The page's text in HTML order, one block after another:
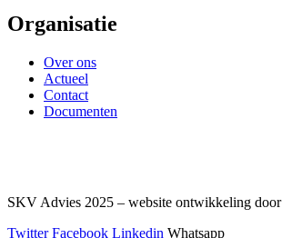
Organisatie
Over ons
Actueel
Contact
Documenten
SKV Advies 2025 – website ontwikkeling door
Twitter Facebook Linkedin Whatsapp